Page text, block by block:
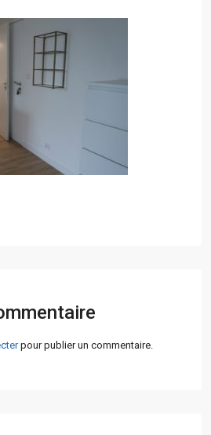
pour publier un commentaire.